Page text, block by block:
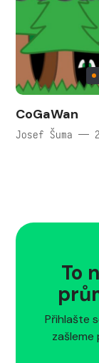
CoGaWan
Josef Šuma —
To
Přihlašte
zašleme